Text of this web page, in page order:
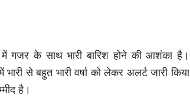
गजर के साथ भारी बारिश होने की आशंका है।
से बहुत भारी वर्षा को लेकर अलर्ट जारी किया
है।